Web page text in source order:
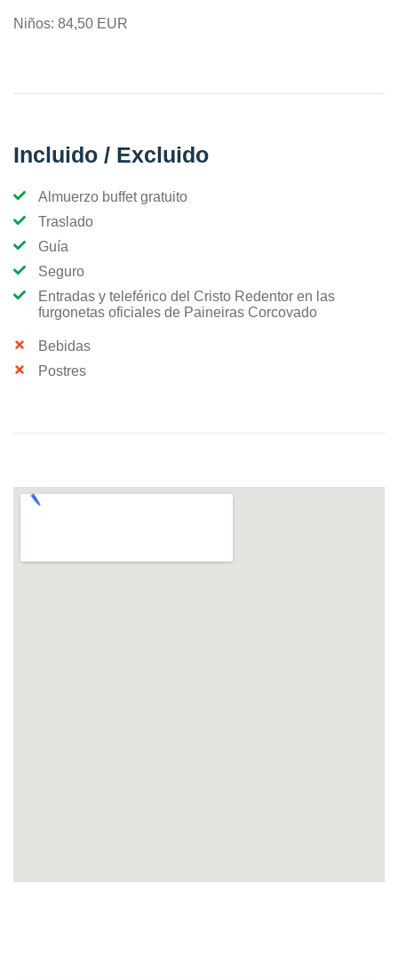
Niños: 84,50 EUR
Incluido / Excluido
Almuerzo buffet gratuito
Traslado
Guía
Seguro
Entradas y teleférico del Cristo Redentor en las
furgonetas oficiales de Paineiras Corcovado
Bebidas
Postres